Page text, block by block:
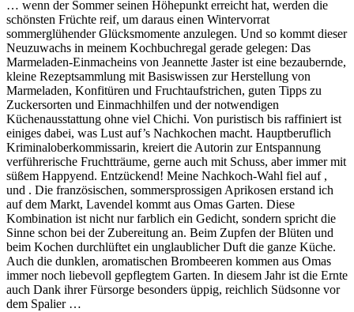
… wenn der Sommer seinen Höhepunkt erreicht hat, werden die
schönsten Früchte reif, um daraus einen Wintervorrat
sommerglühender Glücksmomente anzulegen. Und so kommt dieser
Neuzuwachs in meinem Kochbuchregal gerade gelegen: Das
Marmeladen-Einmacheins von Jeannette Jaster ist eine bezaubernde,
kleine Rezeptsammlung mit Basiswissen zur Herstellung von
Marmeladen, Konfitüren und Fruchtaufstrichen, guten Tipps zu
Zuckersorten und Einmachhilfen und der notwendigen
Küchenausstattung ohne viel Chichi. Von puristisch bis raffiniert ist
einiges dabei, was Lust auf’s Nachkochen macht. Hauptberuflich
Kriminaloberkommissarin, kreiert die Autorin zur Entspannung
verführerische Fruchtträume, gerne auch mit Schuss, aber immer mit
süßem Happyend. Entzückend! Meine Nachkoch-Wahl fiel auf ,
und . Die französischen, sommersprossigen Aprikosen erstand ich
auf dem Markt, Lavendel kommt aus Omas Garten. Diese
Kombination ist nicht nur farblich ein Gedicht, sondern spricht die
Sinne schon bei der Zubereitung an. Beim Zupfen der Blüten und
beim Kochen durchlüftet ein unglaublicher Duft die ganze Küche.
Auch die dunklen, aromatischen Brombeeren kommen aus Omas
immer noch liebevoll gepflegtem Garten. In diesem Jahr ist die Ernte
auch Dank ihrer Fürsorge besonders üppig, reichlich Südsonne vor
dem Spalier …